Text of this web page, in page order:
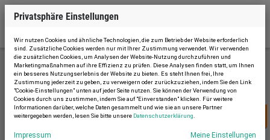
Neu anmelden
BASIC
Privatsphäre Einstellungen
Wir nutzen Cookies und ähnliche Technologien, die zum Betrieb der Website erforderlich
sind. Zusätzliche Cookies werden nur mit Ihrer Zustimmung verwendet. Wir verwenden
die zusätzlichen Cookies, um Analysen der Website-Nutzung durchzuführen und
Marketingmaßnahmen auf ihre Effizienz zu prüfen. Diese Analysen finden statt, um Ihnen
ein besseres Nutzungserlebnis der Website zu bieten. Es steht Ihnen frei, Ihre
Zustimmung jederzeit zu geben, zu verweigern oder zurückzuziehen, indem Sie den Link
"Cookie-Einstellungen" unten auf jeder Seite nutzen. Sie können der Verwendung von
Cookies durch uns zustimmen, indem Sie auf "Einverstanden" klicken. Für weitere
Informationen darüber, welche Daten gesammelt und wie sie an unsere Partner
weitergegeben werden, lesen Sie bitte unsere Datenschutzerklärung
Impressum Meine Einstellungen